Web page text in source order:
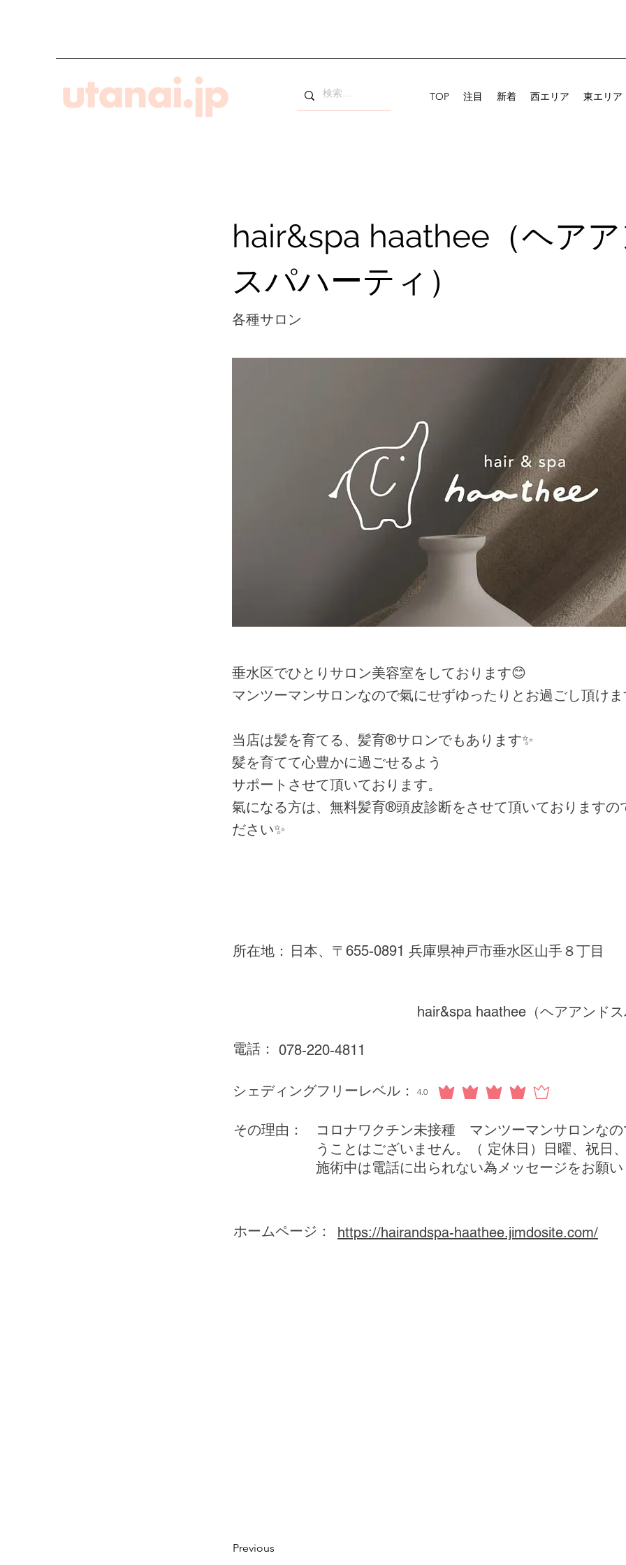
TOP 注目 新着 西エリア 東エリア
hair&spa haathee（ヘア
スパハーティ）
各種サロン
垂水区でひとりサロン美容室をしております😊
マンツーマンサロンなので氣にせずゆったりとお過ごし頂け
当店は髪を育てる、髪育®サロンでもあります✨
髪を育てて心豊かに過ごせるよう
サポートさせて頂いております。
氣になる方は、無料髪育®頭皮診断をさせて頂いておりますの
ださい✨
所在地： 日本、〒655-0891 兵庫県神戸市垂水区山手８丁目
hair&spa haathee（ヘアアンド
電話： 078-220-4811
シェディングフリーレベル： 4.0
平均評価 4 /5
その理由：
コロナワクチン未接種 マンツーマンサロンな
うことはございません。（ 定休日）日曜、
施術中は電話に出られない為メッセージをお願
ホームページ： https://hairandspa-haathee.jimdosite.com/
Previous